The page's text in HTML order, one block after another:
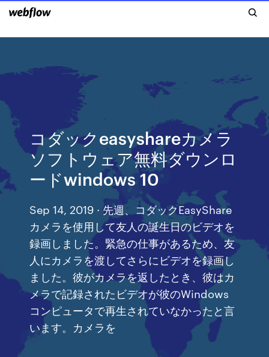
コダックeasyshareカメラ
ソフトウェア無料ダウンロ
ードwindows 10
Sep 14, 2019 · 先週、コダックEasyShare
カメラを使用して友人の誕生日のビデオを
録画しました。緊急の仕事があるため、友
人にカメラを渡してさらにビデオを録画し
ました。彼がカメラを返したとき、彼はカ
メラで記録されたビデオが彼のWindows
コンピュータで再生されていなかったと言
います。カメラを